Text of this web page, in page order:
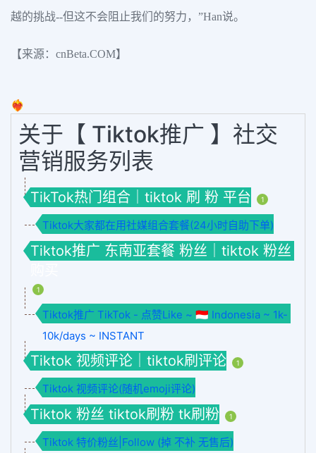
越的挑战--但这不会阻止我们的努力，”Han说。
【来源：cnBeta.COM】
❤️‍🔥
关于【 Tiktok推广 】社交
营销服务列表
TikTok热门组合｜tiktok 刷 粉 平台 1
Tiktok大家都在用社媒组合套餐(24小时自助下单)
Tiktok推广 东南亚套餐 粉丝｜tiktok 粉丝
1
Tiktok推广 TikTok - 点赞Like ~ 🇮🇩 Indonesia ~ 1k-
10k/days ~ INSTANT
Tiktok 视频评论｜tiktok刷评论 1
Tiktok 视频评论(随机emoji评论)
Tiktok 粉丝 tiktok刷粉 tk刷粉 1
Tiktok 特价粉丝|Follow (掉 不补 无售后)